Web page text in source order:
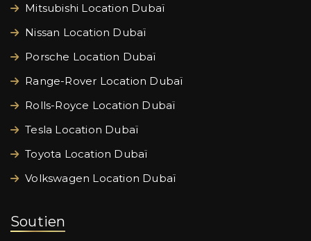
Mitsubishi Location Dubaï
Nissan Location Dubaï
Porsche Location Dubaï
Range-Rover Location Dubaï
Rolls-Royce Location Dubaï
Tesla Location Dubaï
Toyota Location Dubaï
Volkswagen Location Dubaï
Soutien